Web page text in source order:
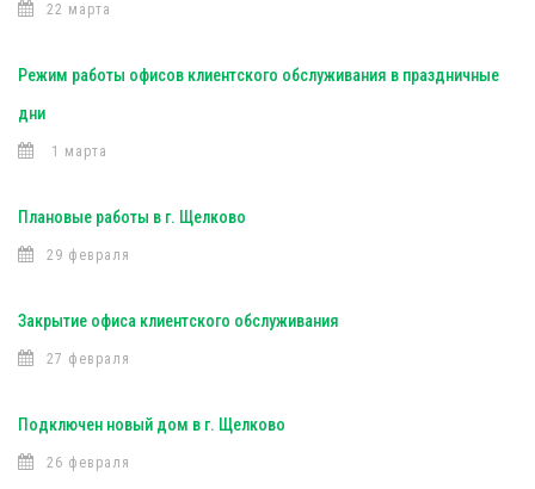
22 марта
Режим работы офисов клиентского обслуживания в праздничные
дни
1 марта
Плановые работы в г. Щелково
29 февраля
Закрытие офиса клиентского обслуживания
27 февраля
Подключен новый дом в г. Щелково
26 февраля